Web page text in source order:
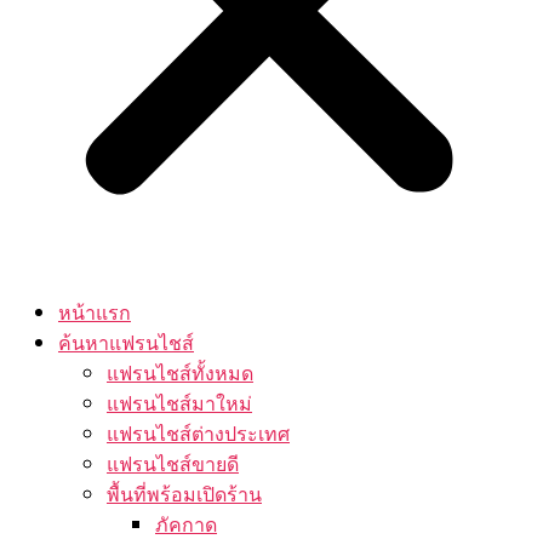
หน้าแรก
ค้นหาแฟรนไชส์
แฟรนไชส์ทั้งหมด
แฟรนไชส์มาใหม่
แฟรนไชส์ต่างประเทศ
แฟรนไชส์ขายดี
พื้นที่พร้อมเปิดร้าน
ภัคกาด